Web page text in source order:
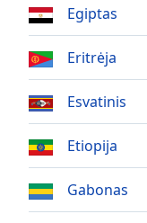
off
selected
Subtitles
subtitles
settings,
opens
subtitles
settings
dialog
Egiptas
Eritrėja
Esvatinis
Etiopija
Gabonas